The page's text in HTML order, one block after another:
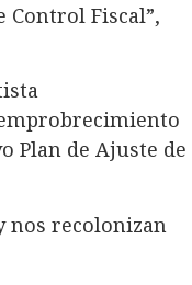
Control Fiscal”,
Plan de Ajuste de
nos recolonizan